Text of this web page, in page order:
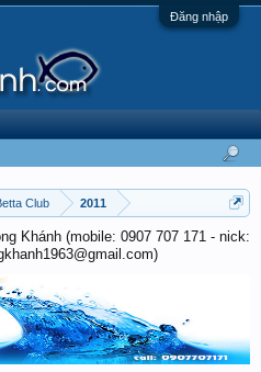
Đăng nhập
Club 2011
Khánh (mobile: 0907 707 171 - nick: